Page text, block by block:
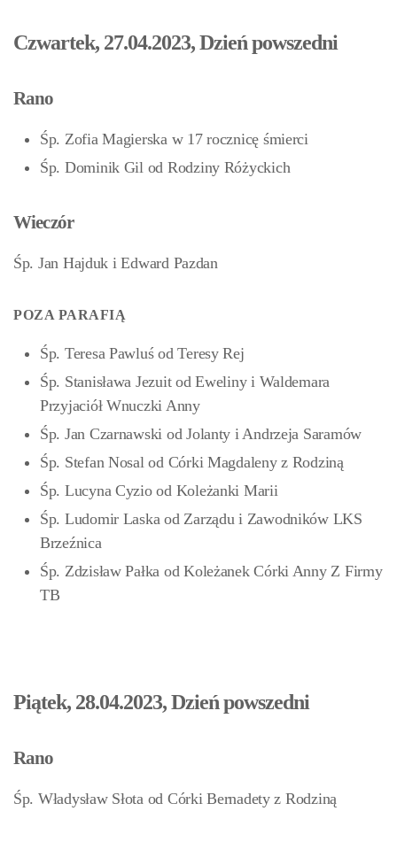
Czwartek, 27.04.2023, Dzień powszedni
Rano
Śp. Zofia Magierska w 17 rocznicę śmierci
Śp. Dominik Gil od Rodziny Różyckich
Wieczór
Śp. Jan Hajduk i Edward Pazdan
POZA PARAFIĄ
Śp. Teresa Pawluś od Teresy Rej
Śp. Stanisława Jezuit od Eweliny i Waldemara
Przyjaciół Wnuczki Anny
Śp. Jan Czarnawski od Jolanty i Andrzeja Saramów
Śp. Stefan Nosal od Córki Magdaleny z Rodziną
Śp. Lucyna Cyzio od Koleżanki Marii
Śp. Ludomir Laska od Zarządu i Zawodników LKS
Brzeźnica
Śp. Zdzisław Pałka od Koleżanek Córki Anny Z Firmy
TB
Piątek, 28.04.2023, Dzień powszedni
Rano
Śp. Władysław Słota od Córki Bernadety z Rodziną